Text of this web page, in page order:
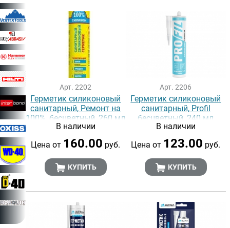
Арт. 2202
Герметик силиконовый
санитарный, Ремонт на
100%, бесцветный, 260 мл
В наличии
Цена от 160.00 руб.
КУПИТЬ
Арт. 2206
Герметик силиконовый
санитарный, Profil
бесцветный, 240 мл
В наличии
Цена от 123.00 руб.
КУПИТЬ